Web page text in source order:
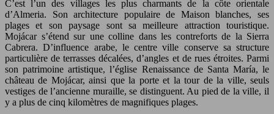
C’est l’un des villages les plus charmants de la côte orientale
d’Almeria. Son architecture populaire de Maison blanches, ses
plages et son paysage sont sa meilleure attraction touristique.
Mojácar s’étend sur une colline dans les contreforts de la Sierra
Cabrera. D’influence arabe, le centre ville conserve sa structure
particulière de terrasses décalées, d’angles et de rues étroites. Parmi
son patrimoine artistique, l’église Renaissance de Santa María, le
château de Mojácar, ainsi que la porte et la tour de la ville, seuls
vestiges de l’ancienne muraille, se distinguent. Au pied de la ville, il
y a plus de cinq kilomètres de magnifiques plages.